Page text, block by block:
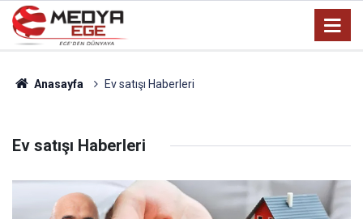
Anasayfa Ev satışı Haberleri
Ev satışı Haberleri